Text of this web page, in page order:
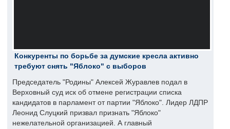
Конкуренты по борьбе за думские кресла активно
требуют снять "Яблоко" с выборов
Председатель "Родины" Алексей Журавлев подал в
Верховный суд иск об отмене регистрации списка
кандидатов в парламент от партии "Яблоко". Лидер ЛДПР
Леонид Слуцкий призвал признать "Яблоко"
нежелательной организацией. А главный